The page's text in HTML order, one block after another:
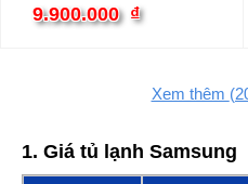
406L 2 cánh inverter
9.900.000 ₫
Xem thêm
1. Giá tủ lạnh Samsung